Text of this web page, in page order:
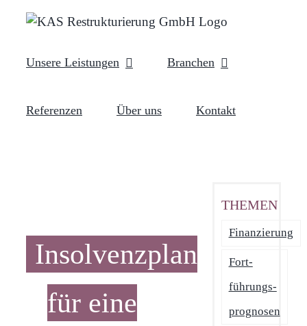
Zum
Unsere Leistungen Branchen
Referenzen Über uns Kontakt
Insolvenzplan
für eine
THEMEN
Finanzierung
Fort­
führungs­
prognosen